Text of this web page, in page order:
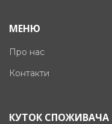
МЕНЮ
Про нас
Контакти
КУТОК СПОЖИВАЧА